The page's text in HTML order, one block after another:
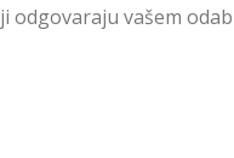
odgovaraju vašem